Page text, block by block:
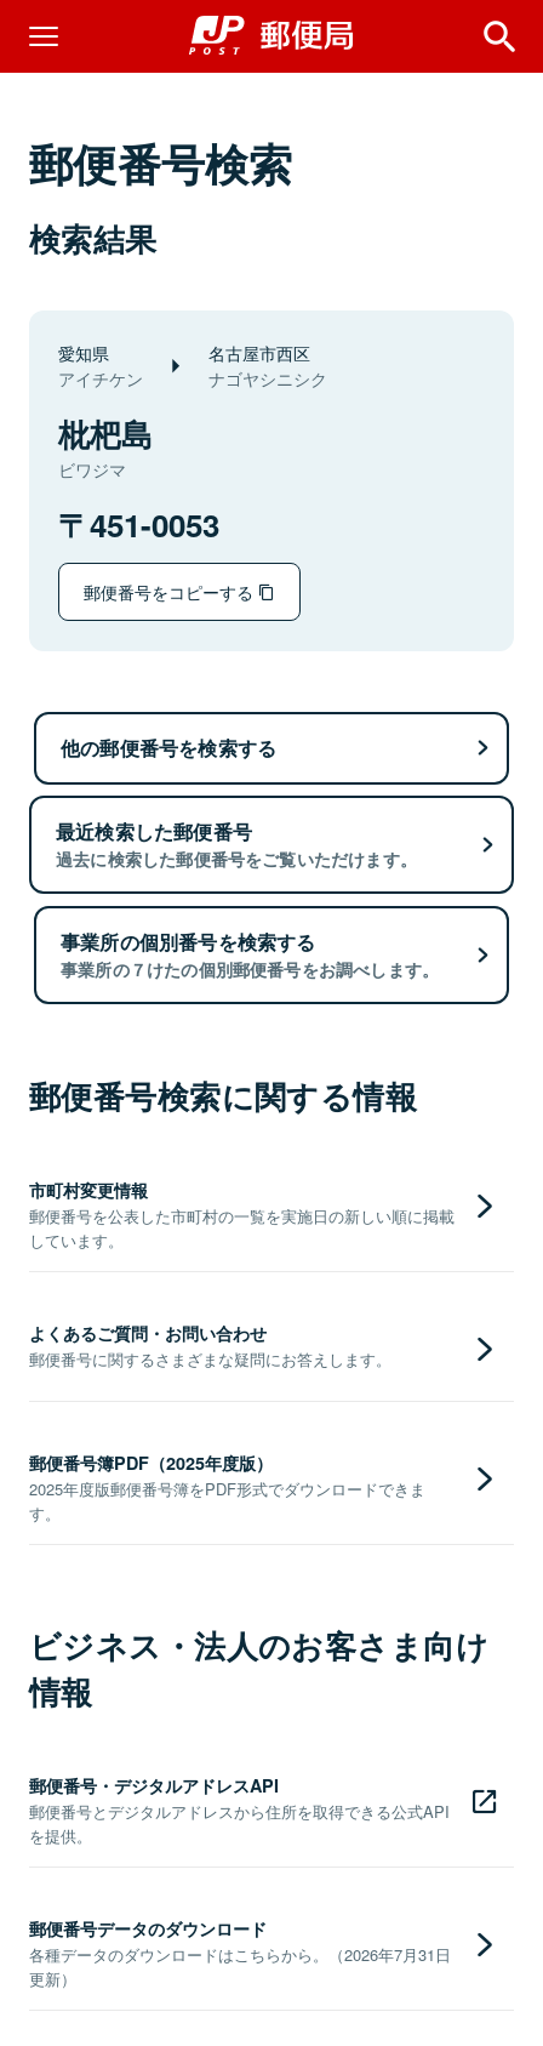
郵便番号検索
検索結果
愛知県
アイチケン
名古屋市西区
ナゴヤシニシク
枇杷島
ビワジマ
451-0053
郵便番号をコピーする
他の郵便番号を検索する
最近検索した郵便番号
過去に検索した郵便番号をご覧いただけます。
事業所の個別番号を検索する
事業所の７けたの個別郵便番号をお調べします。
郵便番号検索に関する情報
市町村変更情報
郵便番号を公表した市町村の一覧を実施日の新しい順に掲載
しています。
よくあるご質問・お問い合わせ
郵便番号に関するさまざまな疑問にお答えします。
郵便番号簿PDF（2025年度版）
2025年度版郵便番号簿をPDF形式でダウンロードできま
す。
ビジネス・法人のお客さま向け
情報
郵便番号・デジタルアドレスAPI
郵便番号とデジタルアドレスから住所を取得できる公式API
を提供。
郵便番号データのダウンロード
各種データのダウンロードはこちらから。（2026年7月31日
更新）